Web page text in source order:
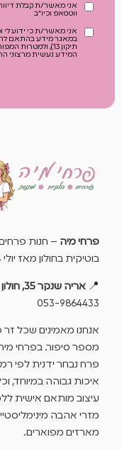
ווטסאפ וכיו"ב
אני מאשר/ת כי ידוע לי
תיקון 13), ולמטרות המפורטות
המידע נעשית מרצוני
פרחי מיה – חנות
בוטיקית בחולון מאז יולי 2024
📍 אריה שנקר 35, חולון
053-9864433
אנחנו מאמינים שכל זר
מספר סיפור. בפרחי
פרח נבחר ידנית לפי
איכות גבוהה במיוחד,
עיצוב מותאם אישית
מזרי אהבה
מארזים מפוארים.